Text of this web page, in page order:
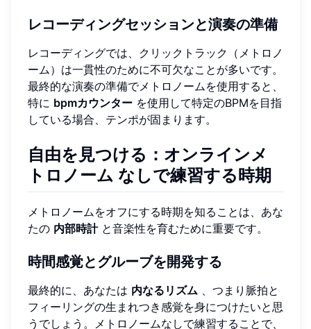
レコーディングセッションと演奏の準備
レコーディングでは、クリックトラック（メトロノ
ーム）は一貫性のために不可欠なことが多いです。
最終的な演奏の準備でメトロノームを使用すると、
特に bpmカウンター を使用して特定のBPMを目指
している場合、テンポが固まります。
自由を見つける： オンラインメ
トロノーム なしで練習する時期
メトロノームをオフにする時期を知ることは、あな
たの 内部時計と音楽性を育むために重要です。
時間感覚とグルーブを開発する
最終的に、あなたは 内なるリズム 、つまり脈拍と
フィーリングの生まれつき感覚を身につけたいと思
うでしょう。メトロノームなしで練習することで、